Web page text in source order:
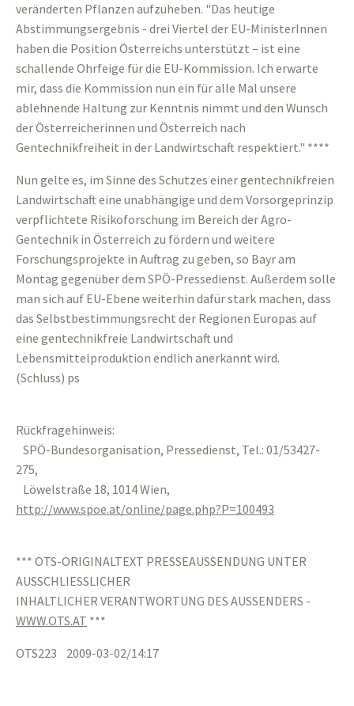
veränderten Pflanzen aufzuheben. "Das heutige
Abstimmungsergebnis - drei Viertel der EU-MinisterInnen
haben die Position Österreichs unterstützt – ist eine
schallende Ohrfeige für die EU-Kommission. Ich erwarte
mir, dass die Kommission nun ein für alle Mal unsere
ablehnende Haltung zur Kenntnis nimmt und den Wunsch
der Österreicherinnen und Österreich nach
Gentechnikfreiheit in der Landwirtschaft respektiert." ****
Nun gelte es, im Sinne des Schutzes einer gentechnikfreien
Landwirtschaft eine unabhängige und dem Vorsorgeprinzip
verpflichtete Risikoforschung im Bereich der Agro-
Gentechnik in Österreich zu fördern und weitere
Forschungsprojekte in Auftrag zu geben, so Bayr am
Montag gegenüber dem SPÖ-Pressedienst. Außerdem solle
man sich auf EU-Ebene weiterhin dafür stark machen, dass
das Selbstbestimmungsrecht der Regionen Europas auf
eine gentechnikfreie Landwirtschaft und
Lebensmittelproduktion endlich anerkannt wird.
(Schluss) ps
Rückfragehinweis:
SPÖ-Bundesorganisation, Pressedienst, Tel.: 01/53427-
275,
Löwelstraße 18, 1014 Wien,
http://www.spoe.at/online/page.php?P=100493
*** OTS-ORIGINALTEXT PRESSEAUSSENDUNG UNTER
AUSSCHLIESSLICHER
INHALTLICHER VERANTWORTUNG DES AUSSENDERS -
WWW.OTS.AT ***
OTS223 2009-03-02/14:17